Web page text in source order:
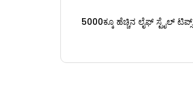
5000ಕ್ಕೂ ಹೆಚ್ಚಿನ ಲೈಫ್ ಸ್ಟೈಲ್ ಟಿಪ್ಸ್